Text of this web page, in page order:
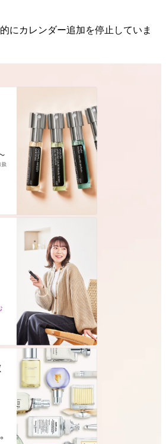
にカレンダー追加を停止していま